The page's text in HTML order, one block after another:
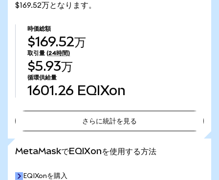
$169.52万となります。
時価総額
$169.52万
取引量 (24時間)
$5.93万
循環供給量
1601.26 EQIXon
さらに統計を見る
MetaMaskでEQIXonを使用する方法
EQIXonを購入